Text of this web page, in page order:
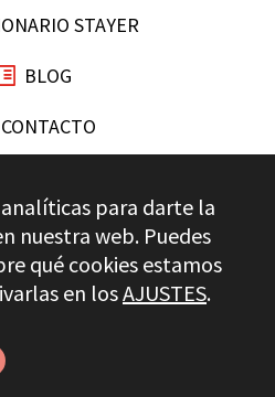
STAYER
BLOG
CONTACTO
© 2026
AVISO LEGAL
USO DE COOKIES
para darte la
nuestra web. Puedes
qué cookies estamos
en losAJUSTES.